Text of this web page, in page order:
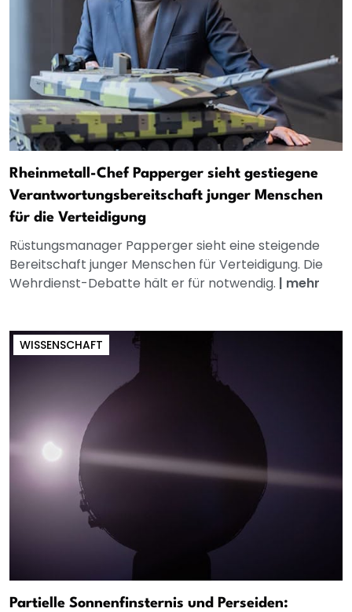
Rheinmetall-Chef Papperger sieht gestiegene
Verantwortungsbereitschaft junger Menschen
für die Verteidigung
Rüstungsmanager Papperger sieht eine steigende
Bereitschaft junger Menschen für Verteidigung. Die
Wehrdienst-Debatte hält er für notwendig. | mehr
WISSENSCHAFT
Partielle Sonnenfinsternis und Perseiden: